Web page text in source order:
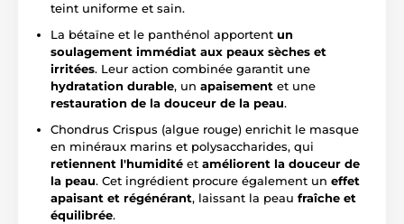
teint uniforme et sain.
La bétaïne et le panthénol apportent un
soulagement immédiat aux peaux sèches et
irritées. Leur action combinée garantit une
hydratation durable, un apaisement et une
restauration de la douceur de la peau.
Chondrus Crispus (algue rouge) enrichit le masque
en minéraux marins et polysaccharides, qui
retiennent l'humidité et améliorent la douceur de
la peau. Cet ingrédient procure également un effet
apaisant et régénérant, laissant la peau fraîche et
équilibrée.